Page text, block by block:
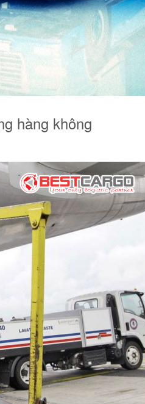
hàng không